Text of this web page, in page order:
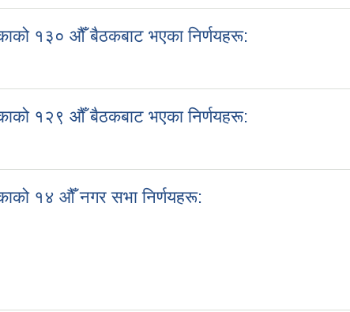
१३० औँ बैठकबाट भएका निर्णयहरू:
१२९ औँ बैठकबाट भएका निर्णयहरू:
१४ औँ नगर सभा निर्णयहरू: